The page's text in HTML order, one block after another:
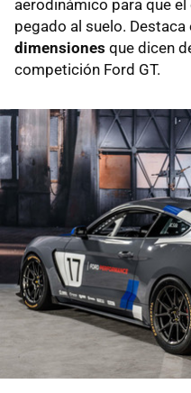
aerodinámico para que
pegado al suelo. Destaca
dimensiones que dicen
competición Ford GT.